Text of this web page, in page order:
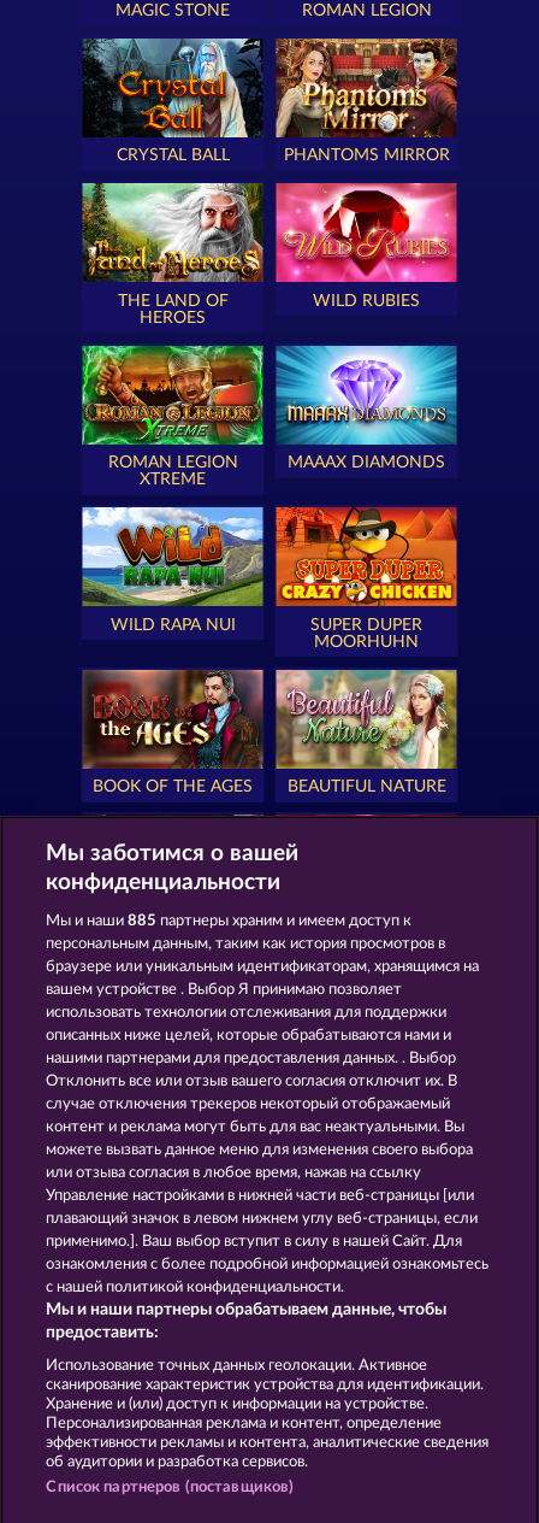
MAGIC STONE ROMAN LEGION
CRYSTAL BALL PHANTOMS MIRROR
THE LAND OF
HEROES
WILD RUBIES
ROMAN LEGION
XTREME
MAAAX DIAMONDS
WILD RAPA NUI
SUPER DUPER
MOORHUHN
BOOK OF THE AGES BEAUTIFUL NATURE
SIMPLY THE BEST ROYAL SEVEN
GOLDEN EI OF
FOREVER
DIAMONDS
Показать все игры
Правила
Заявление о конфиденциальности и
политике Cookie
О компании
Отправить Запрос об Отказе
Мы заботимся о вашей
конфиденциальности
Мы и наши885 партнеры храним и имеем доступ к
персональным данным, таким как история просмотров в
браузере или уникальным идентификаторам, хранящимся на
вашем устройстве . Выбор Я принимаю позволяет
использовать технологии отслеживания для поддержки
описанных ниже целей, которые обрабатываются нами и
нашими партнерами для предоставления данных. . Выбор
Отклонить все или отзыв вашего согласия отключит их. В
случае отключения трекеров некоторый отображаемый
контент и реклама могут быть для вас неактуальными. Вы
можете вызвать данное меню для изменения своего выбора
или отзыва согласия в любое время, нажав на ссылку
Управление настройками в нижней части веб-страницы [или
плавающий значок в левом нижнем углу веб-страницы, если
применимо.]. Ваш выбор вступит в силу в нашей Сайт. Для
ознакомления с более подробной информацией ознакомьтесь
с нашей политикой конфиденциальности.
Мы и наши партнеры обрабатываем данные, чтобы
предоставить:
Использование точных данных геолокации. Активное
сканирование характеристик устройства для идентификации.
Хранение и (или) доступ к информации на устройстве.
Персонализированная реклама и контент, определение
эффективности рекламы и контента, аналитические сведения
об аудитории и разработка сервисов.
Список партнеров (поставщиков)